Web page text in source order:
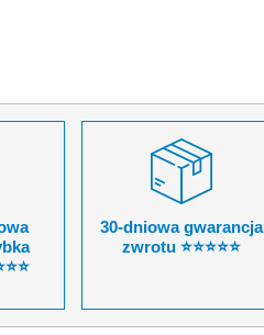
30-dniowa gwarancja
zwrotu ⭐⭐⭐⭐⭐